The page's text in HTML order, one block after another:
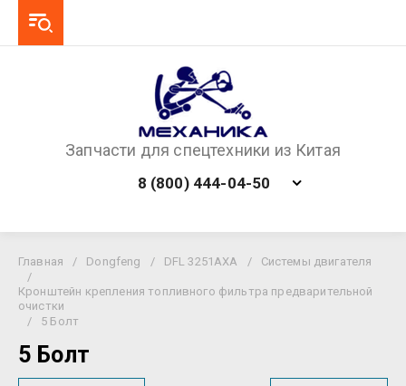
Запчасти для спецтехники из Китая
8 (800) 444-04-50
Главная / Dongfeng / DFL 3251AXA /
Системы двигателя
/
Кронштейн крепления топливного фильтра предварительной
очистки
/
5 Болт
5 Болт